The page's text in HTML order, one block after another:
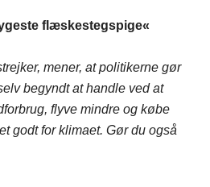
flæskestegspige«
mener, at politikerne gør
begyndt at handle ved at
flyve mindre og købe
godt for klimaet. Gør du også